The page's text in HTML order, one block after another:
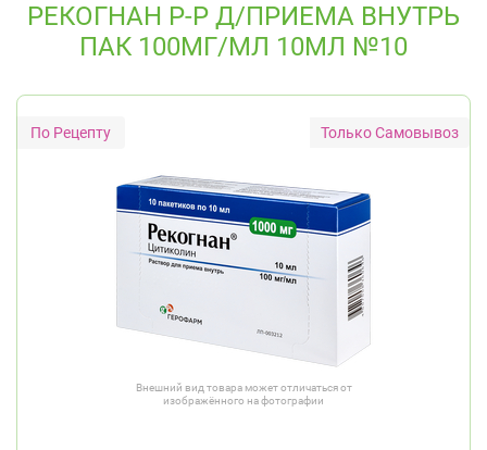
РЕКОГНАН Р-Р Д/ПРИЕМА ВНУТРЬ
ПАК 100МГ/МЛ 10МЛ №10
Только Самовывоз
Внешний вид товара может отличаться от
изображённого на фотографии